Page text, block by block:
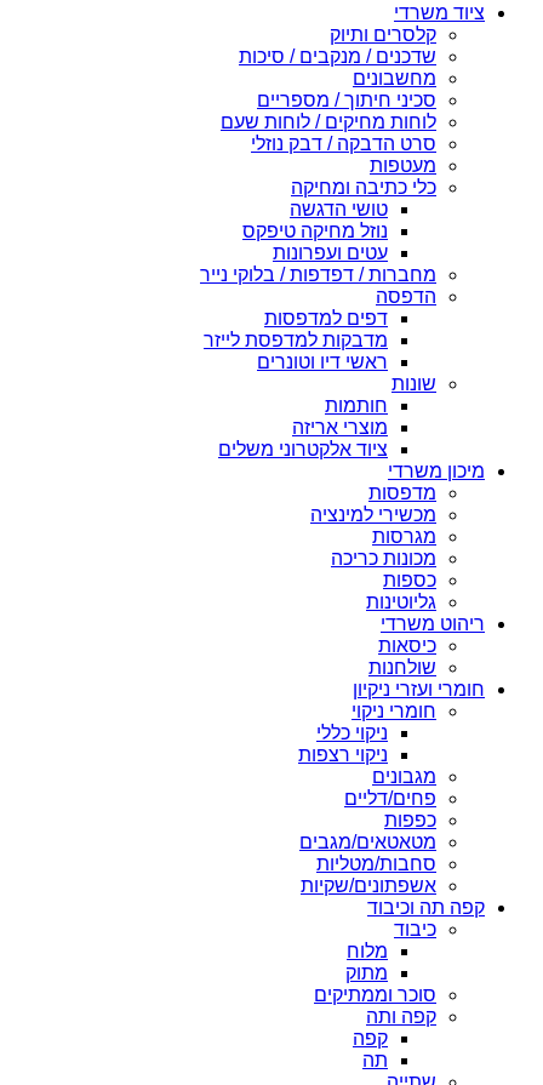
ציוד משרדי
קלסרים ותיוק
שדכנים / מנקבים / סיכות
מחשבונים
סכיני חיתוך / מספריים
לוחות מחיקים / לוחות שעם
סרט הדבקה / דבק נוזלי
מעטפות
כלי כתיבה ומחיקה
טושי הדגשה
נוזל מחיקה טיפקס
עטים ועפרונות
מחברות / דפדפות / בלוקי נייר
הדפסה
דפים למדפסות
מדבקות למדפסת לייזר
ראשי דיו וטונרים
שונות
חותמות
מוצרי אריזה
ציוד אלקטרוני משלים
מיכון משרדי
מדפסות
מכשירי למינציה
מגרסות
מכונות כריכה
כספות
גליוטינות
ריהוט משרדי
כיסאות
שולחנות
חומרי ועזרי ניקיון
חומרי ניקוי
ניקוי כללי
ניקוי רצפות
מגבונים
פחים/דליים
כפפות
מטאטאים/מגבים
סחבות/מטליות
אשפתונים/שקיות
קפה תה וכיבוד
כיבוד
מלוח
מתוק
סוכר וממתיקים
קפה ותה
קפה
תה